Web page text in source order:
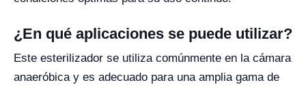
¿En qué aplicaciones se puede utilizar?
Este esterilizador se utiliza comúnmente en la cámara
anaeróbica y es adecuado para una amplia gama de